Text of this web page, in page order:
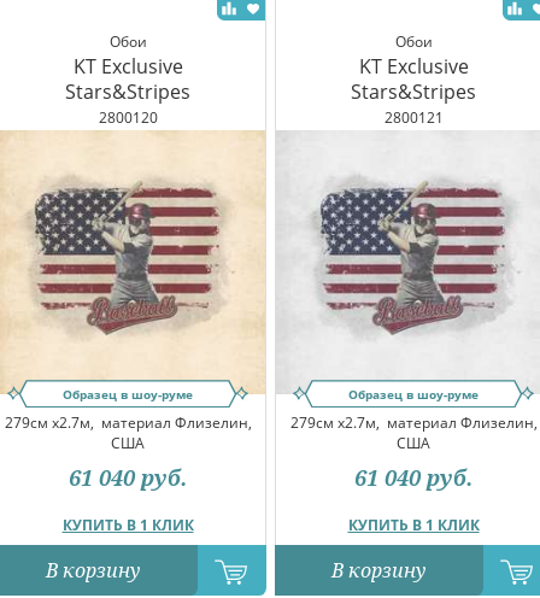
Обои
KT Exclusive
Stars&Stripes
2800120
Образец в шоу-руме
279см x2.7м, материал Флизелин,
США
КУПИТЬ В 1 КЛИК
61 040 руб.
В корзину
Обои
KT Exclusive
Stars&Stripes
2800121
Образец в шоу-руме
279см x2.7м, материал Флизелин,
США
КУПИТЬ В 1 КЛИК
61 040 руб.
В корзину